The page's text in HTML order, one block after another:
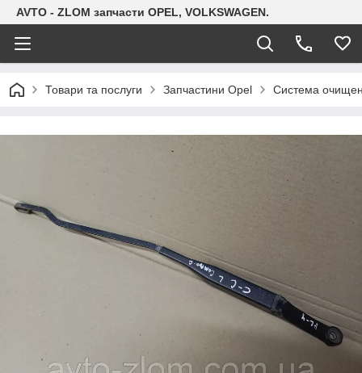
AVTO - ZLOM запчасти OPEL, VOLKSWAGEN.
Товари та послуги Запчастини Opel Система